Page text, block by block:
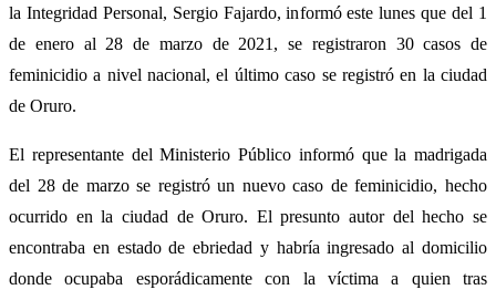
la Integridad Personal, Sergio Fajardo, informó este lunes que del 1
de enero al 28 de marzo de 2021, se registraron 30 casos de
feminicidio a nivel nacional, el último caso se registró en la ciudad
de Oruro.
El representante del Ministerio Público informó que la madrigada
del 28 de marzo se registró un nuevo caso de feminicidio, hecho
ocurrido en la ciudad de Oruro. El presunto autor del hecho se
encontraba en estado de ebriedad y habría ingresado al domicilio
donde ocupaba esporádicamente con la víctima a quien tras